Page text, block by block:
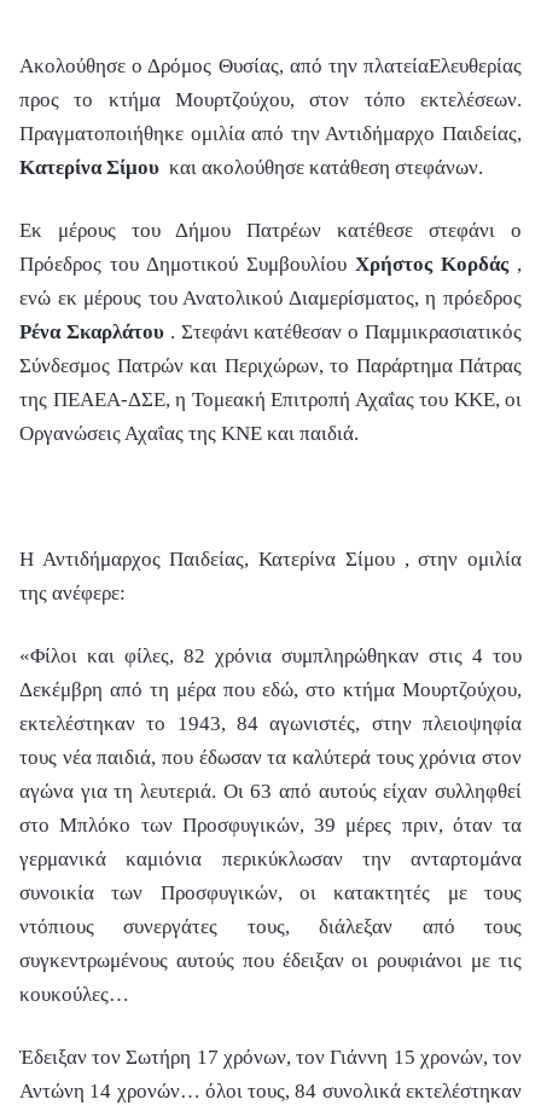
Ακολούθησε ο Δρόμος Θυσίας, από την πλατείαΕλευθερίας
προς το κτήμα Μουρτζούχου, στον τόπο εκτελέσεων.
Πραγματοποιήθηκε ομιλία από την Αντιδήμαρχο Παιδείας,
Κατερίνα Σίμου και ακολούθησε κατάθεση στεφάνων.
Εκ μέρους του Δήμου Πατρέων κατέθεσε στεφάνι ο
Πρόεδρος του Δημοτικού Συμβουλίου Χρήστος Κορδάς ,
ενώ εκ μέρους του Ανατολικού Διαμερίσματος, η πρόεδρος
Ρένα Σκαρλάτου . Στεφάνι κατέθεσαν ο Παμμικρασιατικός
Σύνδεσμος Πατρών και Περιχώρων, το Παράρτημα Πάτρας
της ΠΕΑΕΑ-ΔΣΕ, η Τομεακή Επιτροπή Αχαΐας του ΚΚΕ, οι
Οργανώσεις Αχαΐας της ΚΝΕ και παιδιά.
Η Αντιδήμαρχος Παιδείας,Κατερίνα Σίμου , στην ομιλία
της ανέφερε:
«Φίλοι και φίλες, 82 χρόνια συμπληρώθηκαν στις 4 του
Δεκέμβρη από τη μέρα που εδώ, στο κτήμα Μουρτζούχου,
εκτελέστηκαν το 1943, 84 αγωνιστές, στην πλειοψηφία
τους νέα παιδιά, που έδωσαν τα καλύτερά τους χρόνια στον
αγώνα για τη λευτεριά. Οι 63 από αυτούς είχαν συλληφθεί
στο Μπλόκο των Προσφυγικών, 39 μέρες πριν, όταν τα
γερμανικά καμιόνια περικύκλωσαν την ανταρτομάνα
συνοικία των Προσφυγικών, οι κατακτητές με τους
ντόπιους συνεργάτες τους, διάλεξαν από τους
συγκεντρωμένους αυτούς που έδειξαν οι ρουφιάνοι με τις
κουκούλες…
Έδειξαν τον Σωτήρη 17 χρόνων, τον Γιάννη 15 χρονών, τον
Αντώνη 14 χρονών… όλοι τους, 84 συνολικά εκτελέστηκαν